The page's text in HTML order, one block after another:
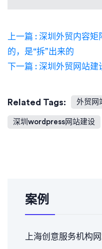
上一篇 : 深圳外贸内容
的，是“拆”出来的
下一篇 : 深圳外贸网站
Related Tags: 外贸网
深圳wordpress网站建设
案例
上海创意服务机构